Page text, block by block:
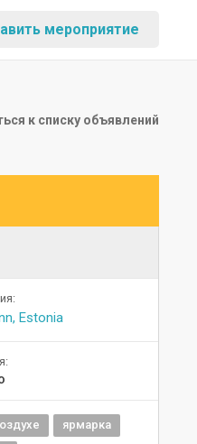
мероприятие
к списку объявлений
Estonia
ярмарка